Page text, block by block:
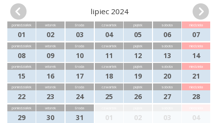
lipiec 2024
poniedziałek
01
wtorek
02
środa
03
czwartek
04
piątek
05
sobota
06
niedziela
07
poniedziałek
08
wtorek
09
środa
10
czwartek
11
piątek
12
sobota
13
niedziela
14
poniedziałek
15
wtorek
16
środa
17
czwartek
18
piątek
19
sobota
20
niedziela
21
poniedziałek
22
wtorek
23
środa
24
czwartek
25
piątek
26
sobota
27
niedziela
28
poniedziałek
29
wtorek
30
środa
31 01 02 03 04